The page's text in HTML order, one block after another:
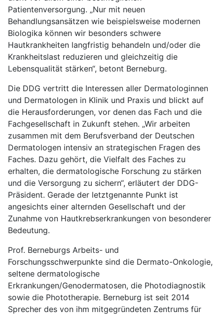
Patientenversorgung. „Nur mit neuen
Behandlungsansätzen wie beispielsweise modernen
Biologika können wir besonders schwere
Hautkrankheiten langfristig behandeln und/oder die
Krankheitslast reduzieren und gleichzeitig die
Lebensqualität stärken“, betont Berneburg.
Die DDG vertritt die Interessen aller Dermatologinnen
und Dermatologen in Klinik und Praxis und blickt auf
die Herausforderungen, vor denen das Fach und die
Fachgesellschaft in Zukunft stehen. „Wir arbeiten
zusammen mit dem Berufsverband der Deutschen
Dermatologen intensiv an strategischen Fragen des
Faches. Dazu gehört, die Vielfalt des Faches zu
erhalten, die dermatologische Forschung zu stärken
und die Versorgung zu sichern“, erläutert der DDG-
Präsident. Gerade der letztgenannte Punkt ist
angesichts einer alternden Gesellschaft und der
Zunahme von Hautkrebserkrankungen von besonderer
Bedeutung.
Prof. Berneburgs Arbeits- und
Forschungsschwerpunkte sind die Dermato-Onkologie,
seltene dermatologische
Erkrankungen/Genodermatosen, die Photodiagnostik
sowie die Phototherapie. Berneburg ist seit 2014
Sprecher des von ihm mitgegründeten Zentrums für